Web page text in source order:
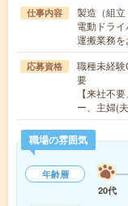
仕事内容
製造（組立
電動ドラ
運搬業務
応募資格
職種未経
要
【来社不
ー、主婦(
職場の雰囲気
年齢層
20代